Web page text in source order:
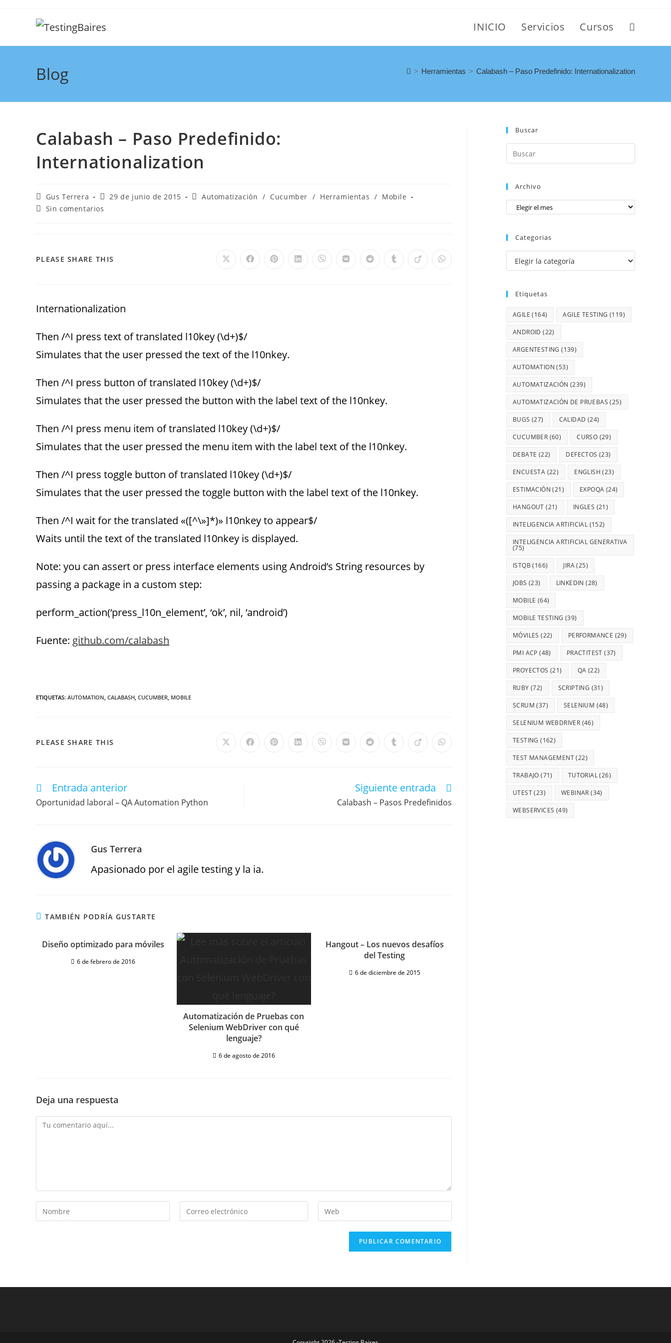
INICIO Servicios Cursos
Blog > Herramientas > Calabash – Paso Predefinido: Internationalization
Calabash – Paso Predefinido:
Internationalization
Gus Terrera 29 de junio de 2015 Automatización / Cucumber / Herramientas / Mobile
Sin comentarios
PLEASE SHARE THIS
Internationalization
Then /^I press text of translated l10key (\d+)$/
Simulates that the user pressed the text of the l10nkey.
Then /^I press button of translated l10key (\d+)$/
Simulates that the user pressed the button with the label text of the l10nkey.
Then /^I press menu item of translated l10key (\d+)$/
Simulates that the user pressed the menu item with the label text of the l10nkey.
Then /^I press toggle button of translated l10key (\d+)$/
Simulates that the user pressed the toggle button with the label text of the l10nkey.
Then /^I wait for the translated «([^\»]*)» l10nkey to appear$/
Waits until the text of the translated l10nkey is displayed.
Note: you can assert or press interface elements using Android’s String resources by
passing a package in a custom step:
perform_action(‘press_l10n_element’, ‘ok’, nil, ‘android’)
Fuente: github.com/calabash
ETIQUETAS: AUTOMATION, CALABASH, CUCUMBER, MOBILE
PLEASE SHARE THIS
Entrada anterior
Oportunidad laboral – QA Automation Python
Siguiente entrada
Calabash – Pasos Predefinidos
Gus Terrera
Apasionado por el agile testing y la ia.
TAMBIÉN PODRÍA GUSTARTE
Diseño optimizado para móviles
6 de febrero de 2016
Automatización de Pruebas con
Selenium WebDriver con qué
lenguaje?
6 de agosto de 2016
Hangout – Los nuevos desafíos
del Testing
6 de diciembre de 2015
Deja una respuesta
Buscar
Archivo
Categorias
Etiquetas
AGILE (164) AGILE TESTING (119)
ANDROID (22)
ARGENTESTING (139)
AUTOMATION (53)
AUTOMATIZACIÓN (239)
AUTOMATIZACIÓN DE PRUEBAS (25)
BUGS (27) CALIDAD (24)
CUCUMBER (60) CURSO (29)
DEBATE (22) DEFECTOS (23)
ENCUESTA (22) ENGLISH (23)
ESTIMACIÓN (21) EXPOQA (24)
HANGOUT (21) INGLES (21)
INTELIGENCIA ARTIFICIAL (152)
INTELIGENCIA ARTIFICIAL GENERATIVA
(75)
ISTQB (166) JIRA(25)
JOBS (23) LINKEDIN (28)
MOBILE (64)
MOBILE TESTING (39)
MÓVILES (22) PERFORMANCE (29)
PMI ACP (48) PRACTITEST (37)
PROYECTOS (21) QA (22)
RUBY (72) SCRIPTING (31)
SCRUM (37) SELENIUM (48)
SELENIUM WEBDRIVER (46)
TESTING (162)
TEST MANAGEMENT(22)
TRABAJO (71) TUTORIAL(26)
UTEST(23) WEBINAR (34)
WEBSERVICES (49)